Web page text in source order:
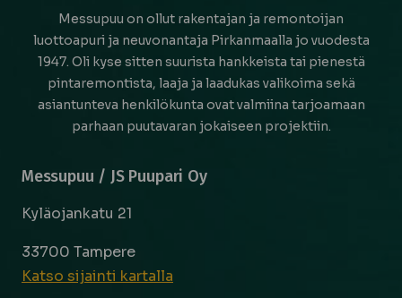
Messupuu on ollut rakentajan ja remontoijan
luottoapuri ja neuvonantaja Pirkanmaalla jo vuodesta
1947. Oli kyse sitten suurista hankkeista tai pienestä
pintaremontista, laaja ja laadukas valikoima sekä
asiantunteva henkilökunta ovat valmiina tarjoamaan
parhaan puutavaran jokaiseen projektiin.
Messupuu / JS Puupari Oy
Kyläojankatu 21
33700 Tampere
Katso sijainti kartalla